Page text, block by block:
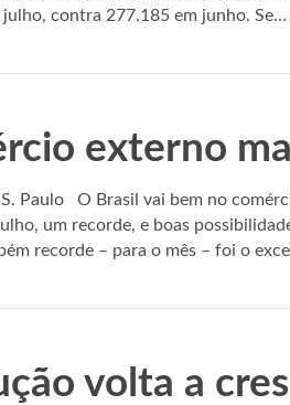
julho, contra 277.185 em junho. Se…
externo
Paulo O Brasil vai bem no
um recorde, e boas
recorde – para o mês – foi o
volta a